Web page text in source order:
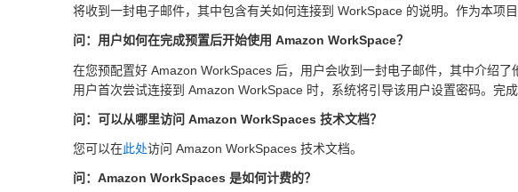
将收到一封电子邮件，其中包含有关如何连接到 WorkSpace 的说明。作为本项
问：用户如何在完成预置后开始使用 Amazon WorkSpace？
在您预配置好 Amazon WorkSpaces 后，用户会收到一封电子邮件，其中介绍
用户首次尝试连接到 Amazon WorkSpace 时，系统将引导该用户设置密码。完
问：可以从哪里访问 Amazon WorkSpaces 技术文档？
您可以在此处访问 Amazon WorkSpaces 技术文档。
问：Amazon WorkSpaces 是如何计费的？